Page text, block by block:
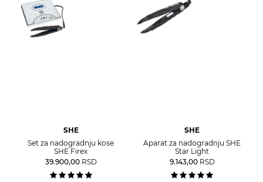
SHE
Set za nadogradnju kose
SHE Firex
39.900,00 RSD
SHE
Aparat za nadogradnju SHE
Star Light
9.143,00 RSD